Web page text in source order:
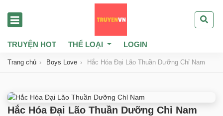
TRUYỆN HOT THỂ LOẠI LOGIN
Trang chủ Boys Love Hắc Hóa Đại Lão Thuần Dưỡng Chỉ Nam
Hắc Hóa Đại Lão Thuần Dưỡng Chỉ Nam